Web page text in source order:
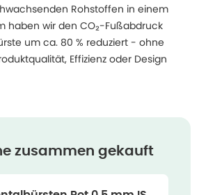
Rohstoffen in einem
haben wir den CO₂-Fußabdruck
um ca. 80 % reduziert - ohne
Effizienz oder Design
zusammen gekauft